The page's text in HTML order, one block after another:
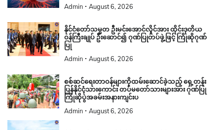
Admin August 6, 2026
နိုင်ငံတော်သမ္မတ ဦးမင်းအောင်လှိုင်အား ထိုင်းဒုတိယ
ဝန်ကြီးချုပ် ဦးဆောင်၍ ဂုဏ်ပြုတပ်ဖွဲ့ဖြင့် ကြိုဆိုဂုဏ်
ပြု
Admin August 6, 2026
စစ်ဆင်ရေးတာဝန်များကိုထမ်းဆောင်ခဲ့သည့် ရှေ့တန်း
ပြန်နိုင်ငံ့သားကောင်း တပ်မတော်သားများအား ဂုဏ်ပြု
ကြိုဆိုပွဲအခမ်းအနားကျင်းပ
Admin August 6, 2026